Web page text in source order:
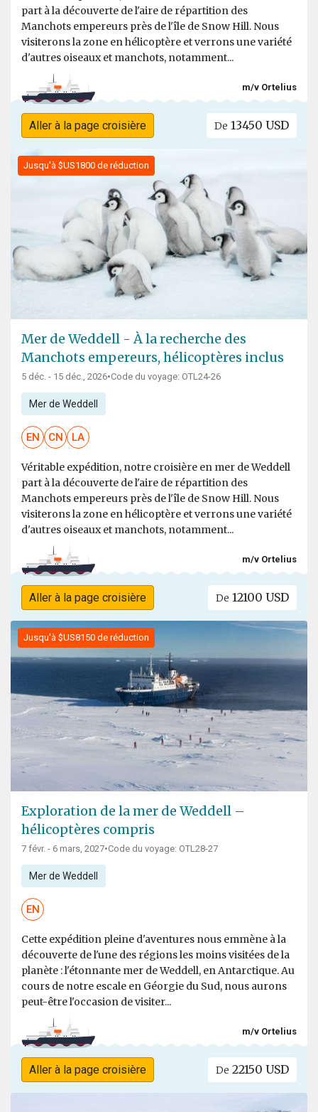
part à la découverte de l'aire de répartition des
Manchots empereurs près de l'île de Snow Hill. Nous
visiterons la zone en hélicoptère et verrons une variété
d'autres oiseaux et manchots, notamment...
m/v Ortelius
Aller à la page croisière De 13450 USD
Jusqu'à $US1800 de réduction
Mer de Weddell - À la recherche des
Manchots empereurs, hélicoptères inclus
5 déc. - 15 déc., 2026•Code du voyage: OTL24-26
Mer de Weddell
EN CN LA
Véritable expédition, notre croisière en mer de Weddell
part à la découverte de l'aire de répartition des
Manchots empereurs près de l'île de Snow Hill. Nous
visiterons la zone en hélicoptère et verrons une variété
d'autres oiseaux et manchots, notamment...
m/v Ortelius
Aller à la page croisière De 12100 USD
Jusqu'à $US8150 de réduction
Exploration de la mer de Weddell –
hélicoptères compris
7 févr. - 6 mars, 2027•Code du voyage: OTL28-27
Mer de Weddell
EN
Cette expédition pleine d'aventures nous emmène à la
découverte de l'une des régions les moins visitées de la
planète : l'étonnante mer de Weddell, en Antarctique. Au
cours de notre escale en Géorgie du Sud, nous aurons
peut-être l'occasion de visiter...
m/v Ortelius
Aller à la page croisière De 22150 USD